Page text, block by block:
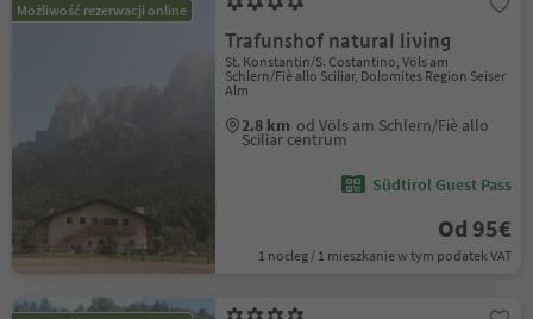
Możliwość rezerwacji online
Trafunshof natural living
St. Konstantin/S. Costantino, Völs am
Schlern/Fiè allo Sciliar, Dolomites Region Seiser
Alm
2.8 km od Völs am Schlern/Fiè allo
Sciliar centrum
Südtirol Guest Pass
Od 95€
1 nocleg / 1 mieszkanie w tym podatek VAT